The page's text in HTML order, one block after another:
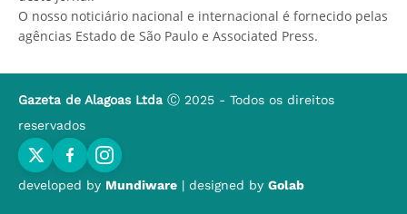
O nosso noticiário nacional e internacional é fornecido pelas
agências Estado de São Paulo e Associated Press.
Gazeta de Alagoas Ltda Ⓒ 2025 - Todos os direitos
reservados
developed by Mundiware | designed by Golab